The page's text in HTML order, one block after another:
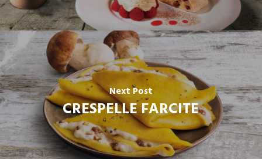
Next Post
CRESPELLE FARCITE